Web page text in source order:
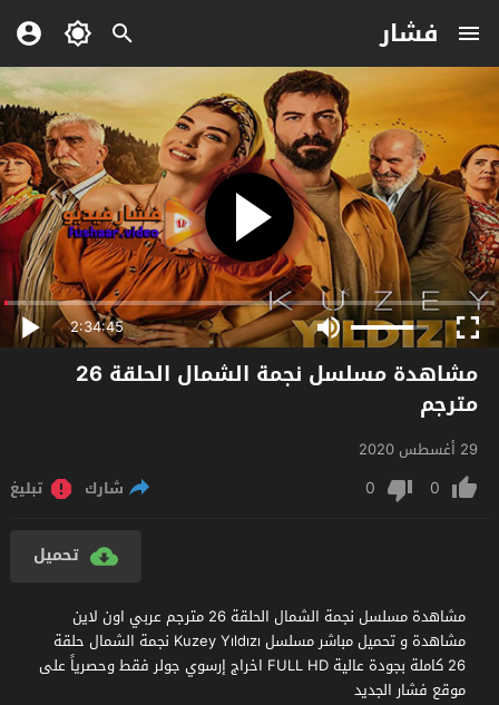
فشار
2:34:45
مشاهدة مسلسل نجمة الشمال الحلقة 26
مترجم
29 أغسطس 2020
0
0 شارك تبليغ
تحميل
مشاهدة مسلسل نجمة الشمال الحلقة 26 مترجم عربي اون لاين
مشاهدة و تحميل مباشر مسلسل Kuzey Yıldızı نجمة الشمال حلقة
26 كاملة بجودة عالية FULL HD اخراج إرسوي جولر فقط وحصرياً على
موقع فشار الجديد